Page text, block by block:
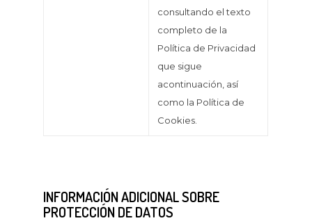
consultando el texto
completo de la
Política de Privacidad
que sigue
acontinuación, así
como la Política de
Cookies.
INFORMACIÓN ADICIONAL SOBRE
PROTECCIÓN DE DATOS